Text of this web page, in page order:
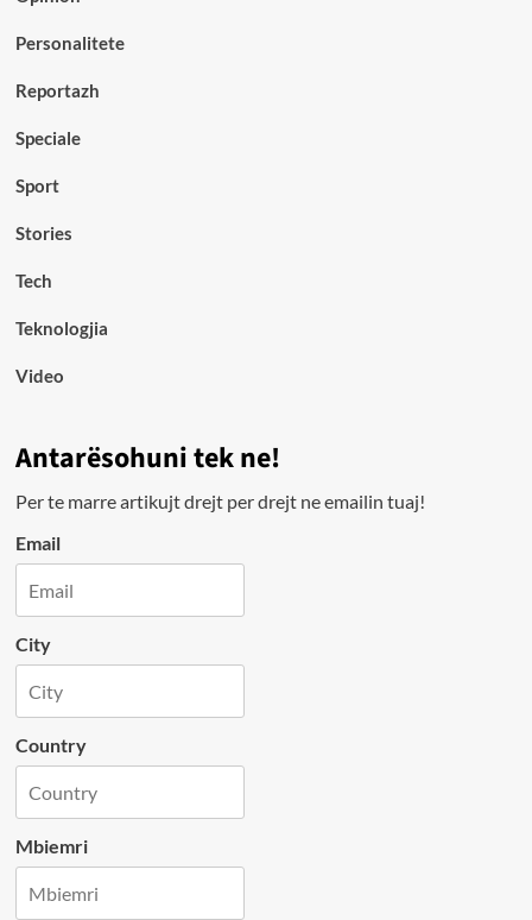
Personalitete
Reportazh
Speciale
Sport
Stories
Tech
Teknologjia
Video
Antarësohuni tek ne!
Per te marre artikujt drejt per drejt ne emailin tuaj!
Email
City
Country
Mbiemri